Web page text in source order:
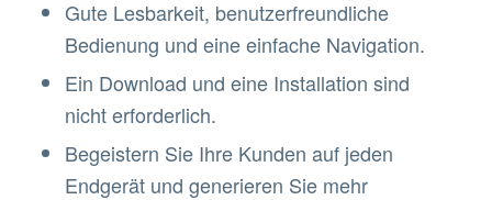
Gute Lesbarkeit, benutzerfreundliche
Bedienung und eine einfache Navigation.
Ein Download und eine Installation sind
nicht erforderlich.
Begeistern Sie Ihre Kunden auf jeden
Endgerät und generieren Sie mehr